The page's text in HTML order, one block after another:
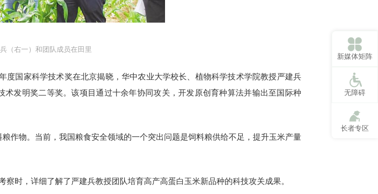
（右一）和团队成员在田里
度国家科学技术奖在北京揭晓，华中农业大学校长、植物科学技术学院教授严建兵
发明奖二等奖。该项目通过十余年协同攻关，开发原创育种算法并输出至国际种
作物。当前，我国粮食安全领域的一个突出问题是饲料粮供给不足，提升玉米产量
察时，详细了解了严建兵教授团队培育高产高蛋白玉米新品种的科技攻关成果。
新媒体矩阵
无障碍
长者专区